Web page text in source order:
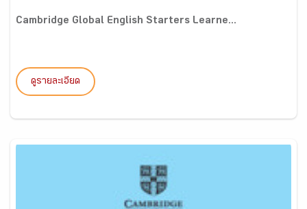
Cambridge Global English Starters Learne...
ดูรายละเอียด